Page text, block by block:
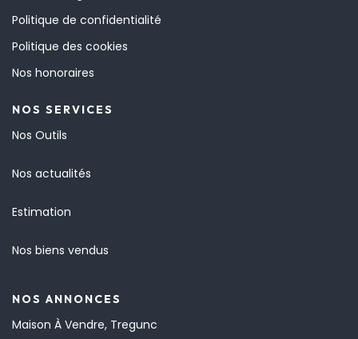
Politique de confidentialité
Politique des cookies
Nos honoraires
NOS SERVICES
Nos Outils
Nos actualités
Estimation
Nos biens vendus
NOS ANNONCES
Maison À Vendre, Tregunc